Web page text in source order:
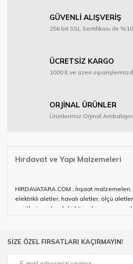
GÜVENLİ ALIŞVERİŞ
256 bit SSL Sertifikası ile
ÜCRETSİZ KARGO
1000 ₺ ve üzeri
ORJİNAL ÜRÜNLER
Ürünlerimiz Orjinal
Hırdavat ve Yapı Malzemeleri
HIRDAVATARA.COM ; İnşaat
elektrikli aletler, havalı aletler, ölçü
çeşitleri ve alandaki ihtiyaçlarınızın
çalışan HIRDAVATARA.COM geniş ürün
SİZE ÖZEL FIRSATLARI KAÇIRMAYIN!